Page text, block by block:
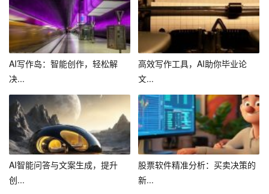
的发展如何，人类写作的价值都不会消失。写作不仅仅是
传递信息，更是人类思想、情感、价值观的体现。在这个
过程中，人类可以通过写作来表达自己的观点，传递自己
的声音，这是任何人工智能都无法替代的。
最后，我们要关注人工智能与人类写作的结合。在未来的
发展中，人工智能与人类写作可以相互辅助，共同提高。
例如，人工智能可以帮助我们快速地整理和分析大量的写
作素材，人类则可以根据这些素材进行深入的思考和创
作。又如，人工智能可以为我们提供一些创新的写作思路
和结构，人类则可以根据这些思路和结构来完成更具创意
的作品。
AI写作岛：智能创作，轻松解
决...
高效写作工具，AI助你毕业论
文...
AI智能问答与文案生成，提升
创...
股票软件精准分析：买卖决策的
新...